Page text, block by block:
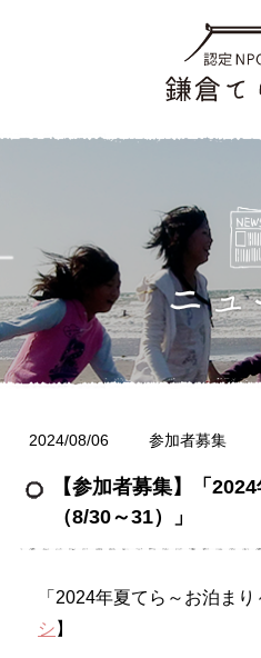
2024/08/06 参加者募集
【参加者募集】「
（8/30～31）」
「2024年夏てら～お泊ま
シ 】